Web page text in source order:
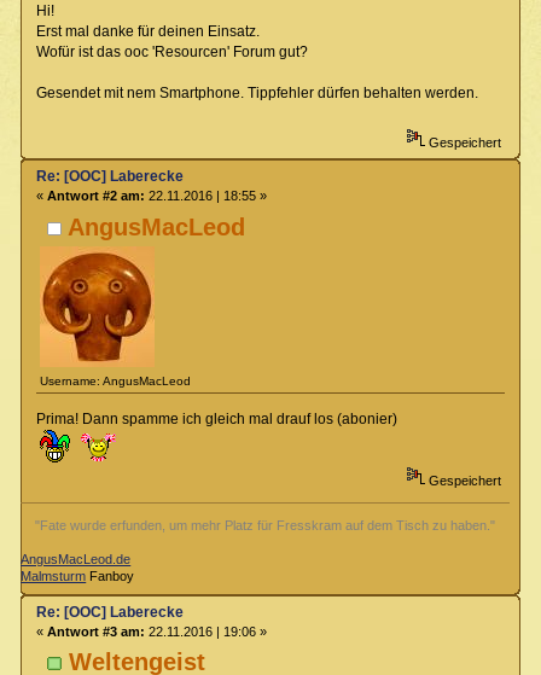
Hi!
Erst mal danke für deinen Einsatz.
Wofür ist das ooc 'Resourcen' Forum gut?
Gesendet mit nem Smartphone. Tippfehler dürfen behalten werden.
Gespeichert
AngusMacLeod
Username: AngusMacLeod
Re: [OOC] Laberecke
« Antwort #2 am: 22.11.2016 | 18:55 »
Prima! Dann spamme ich gleich mal drauf los (abonier)
Gespeichert
"Fate wurde erfunden, um mehr Platz für Fresskram auf dem Tisch zu haben."
AngusMacLeod.de
Malmsturm Fanboy
Weltengeist
Re: [OOC] Laberecke
« Antwort #3 am: 22.11.2016 | 19:06 »